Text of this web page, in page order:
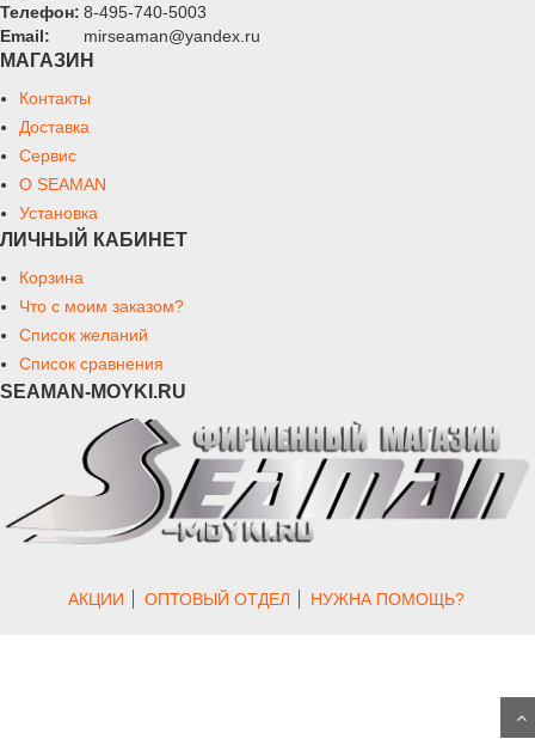
Телефон: 8-495-740-5003
Email:
mirseaman@yandex.ru
МАГАЗИН
Контакты
Доставка
Сервис
О SEAMAN
Установка
ЛИЧНЫЙ КАБИНЕТ
Корзина
Что с моим заказом?
Список желаний
Список сравнения
SEAMAN-MOYKI.RU
АКЦИИ ОПТОВЫЙ ОТДЕЛ НУЖНА ПОМОЩЬ?